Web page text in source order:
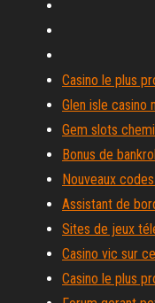
Casino le plus
Glen isle casino
Gem slots
Bonus de
Nouveaux
Assistant de
Sites de jeux
Casino vic sur
Casino le plus